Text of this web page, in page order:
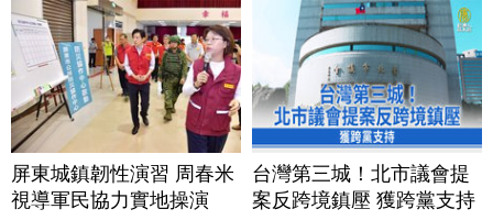
屏東城鎮韌性演習 周春米
視導軍民協力實地操演
台灣第三城！北市議會提
案反跨境鎮壓 獲跨黨支持